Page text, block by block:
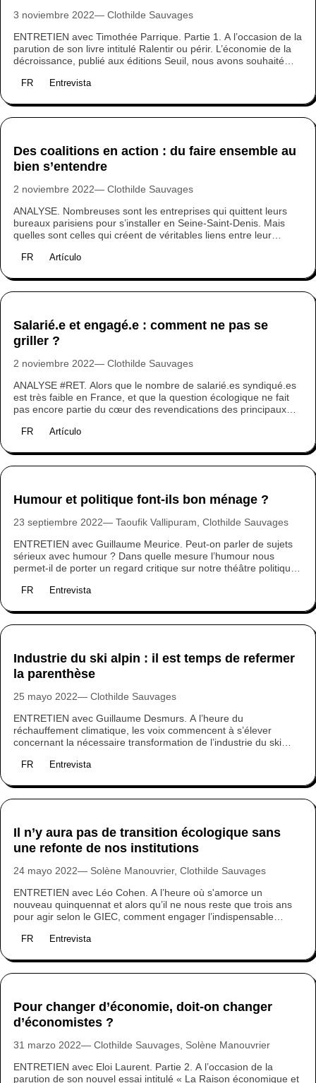
3 noviembre 2022 Clothilde Sauvages
ENTRETIEN avec Timothée Parrique. Partie 1. A l’occasion de la
parution de son livre intitulé Ralentir ou périr. L’économie de la
décroissance, publié aux éditions Seuil, nous avons souhaité
l’économie par le prisme de la croissance permet-il de faire une
politique et écologique ? Comment convaincre de l'intérêt de la
décroissance sans être tout de suite traité d’idéologue ?
FR Entrevista
Des coalitions en action : du faire ensemble au
bien s’entendre
2 noviembre 2022 Clothilde Sauvages
ANALYSE. Nombreuses sont les entreprises qui quittent leurs
bureaux parisiens pour s’installer en Seine-Saint-Denis. Mais
quelles sont celles qui créent de véritables liens entre leur
de la transition, à quoi pourrait ressembler la coopération
d’expérience.
FR Artículo
Salarié.e et engagé.e : comment ne pas se
griller ?
2 noviembre 2022 Clothilde Sauvages
ANALYSE #RET. Alors que le nombre de salarié.es syndiqué.es
est très faible en France, et que la question écologique ne fait
pas encore partie du cœur des revendications des principaux
? Et à quel prix ? Témoignages.
FR Artículo
Humour et politique font-ils bon ménage ?
23 septiembre 2022 Taoufik Vallipuram, Clothilde Sauvages
ENTRETIEN avec Guillaume Meurice. Peut-on parler de sujets
sérieux avec humour ? Dans quelle mesure l’humour nous
permet-il de porter un regard critique sur notre théâtre politique
nous avons posé la question à l’un des humoristes les plus
FR Entrevista
Industrie du ski alpin : il est temps de refermer
la parenthèse
25 mayo 2022 Clothilde Sauvages
ENTRETIEN avec Guillaume Desmurs. A l’heure du
réchauffement climatique, les voix commencent à s’élever
concernant la nécessaire transformation de l’industrie du ski
Laboratoire d’idées LaMA Project et ses livres, il dénonce les
modèles d’avenir. Nous avons souhaité nous entretenir avec lui
à l’occasion de la parution aux éditions Inverse de son dernier
FR Entrevista
Il n’y aura pas de transition écologique sans
une refonte de nos institutions
24 mayo 2022 Solène Manouvrier, Clothilde Sauvages
‍ENTRETIEN avec Léo Cohen. A l’heure où s'amorce un
nouveau quinquennat et alors qu’il ne nous reste que trois ans
pour agir selon le GIEC, comment engager l’indispensable
sein du Ministère de la Transition Écologique, nous éclaire sur
FR Entrevista
Pour changer d’économie, doit-on changer
d’économistes ?
31 marzo 2022 Clothilde Sauvages, Solène Manouvrier
ENTRETIEN avec Eloi Laurent. Partie 2. A l’occasion de la
parution de son nouvel essai intitulé « La Raison économique et